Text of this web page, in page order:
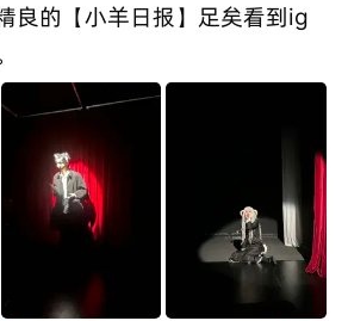
良的【小羊日报】足矣看到ig